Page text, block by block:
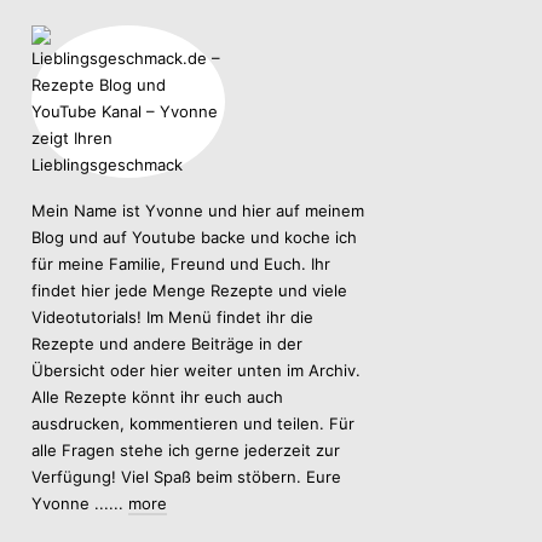
Mein Name ist Yvonne und hier auf meinem
Blog und auf Youtube backe und koche ich
für meine Familie, Freund und Euch. Ihr
findet hier jede Menge Rezepte und viele
Videotutorials! Im Menü findet ihr die
Rezepte und andere Beiträge in der
Übersicht oder hier weiter unten im Archiv.
Alle Rezepte könnt ihr euch auch
ausdrucken, kommentieren und teilen. Für
alle Fragen stehe ich gerne jederzeit zur
Verfügung! Viel Spaß beim stöbern. Eure
Yvonne ...... more